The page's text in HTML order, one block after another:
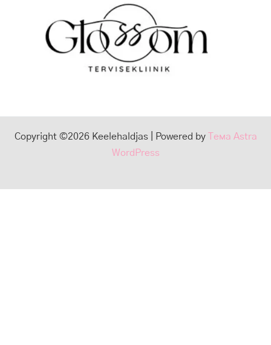
Copyright ©2026 Keelehaldjas | Powered by
Тема Astra
WordPress